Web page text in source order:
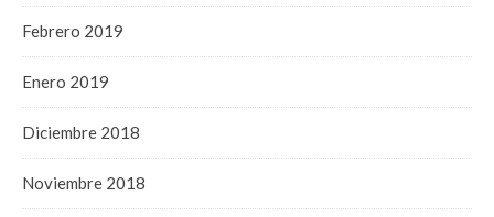
Febrero 2019
Enero 2019
Diciembre 2018
Noviembre 2018